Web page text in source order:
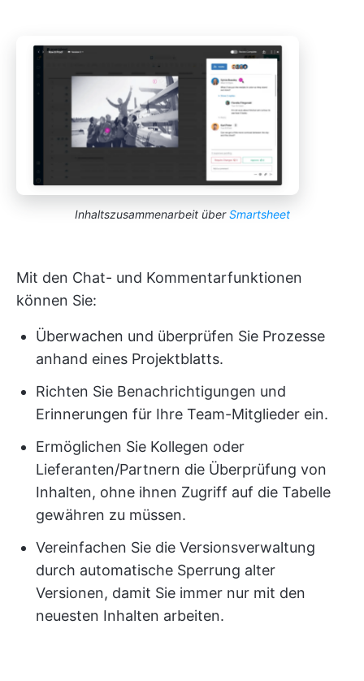
Inhaltszusammenarbeit überSmartsheet
Mit den Chat- und Kommentarfunktionen
können Sie:
Überwachen und überprüfen Sie Prozesse
anhand eines Projektblatts.
Richten Sie Benachrichtigungen und
Erinnerungen für Ihre Team-Mitglieder ein.
Ermöglichen Sie Kollegen oder
Lieferanten/Partnern die Überprüfung von
Inhalten, ohne ihnen Zugriff auf die Tabelle
gewähren zu müssen.
Vereinfachen Sie die Versionsverwaltung
durch automatische Sperrung alter
Versionen, damit Sie immer nur mit den
neuesten Inhalten arbeiten.